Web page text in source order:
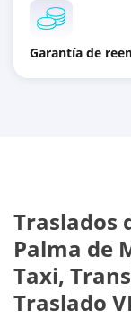
Garantía de
Traslados
Palma de
Taxi,
Traslado